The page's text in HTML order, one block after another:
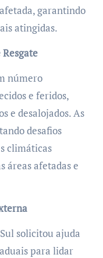
garantindo
atingidas.
número
e feridos,
e desalojados. As
desafios
climáticas
áreas afetadas e
solicitou ajuda
para lidar